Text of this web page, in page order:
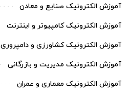
آموزش الکترونیک صنایع و معادن
آموزش الکترونیک کامپیوتر و اینترنت
آموزش الکترونیک کشاورزی و دامپروری
آموزش الکترونیک مدیریت و بازرگانی
آموزش الکترونیک معماری و عمران